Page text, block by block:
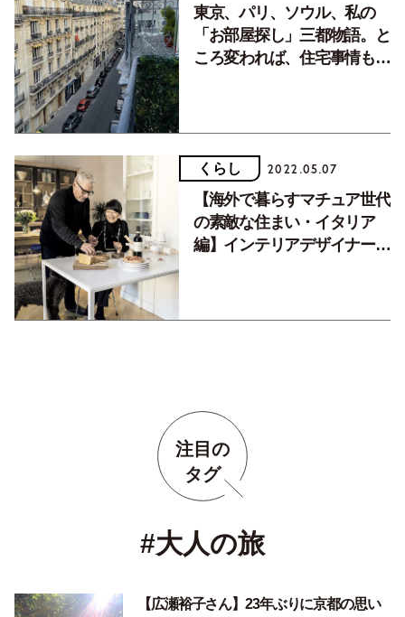
東京、パリ、ソウル、私の
「お部屋探し」三都物語。と
ころ変われば、住宅事情も変
くらし 2022.05.07
【海外で暮らすマチュア世代
の素敵な住まい・イタリア
編】インテリアデザイナー・
注目の
タグ
#大人の旅
【広瀬裕子さん】23年ぶりに京都の思い